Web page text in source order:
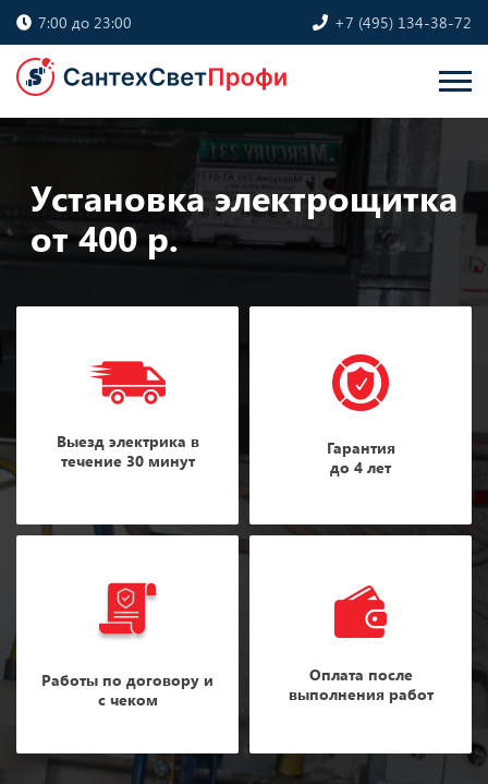
7:00 до 23:00 +7 (495) 134-38-72
Установка электрощитка
от 400 р.
Выезд электрика в
течение 30 минут
Гарантия
до 4 лет
Работы по договору и
с чеком
Оплата после
выполнения работ